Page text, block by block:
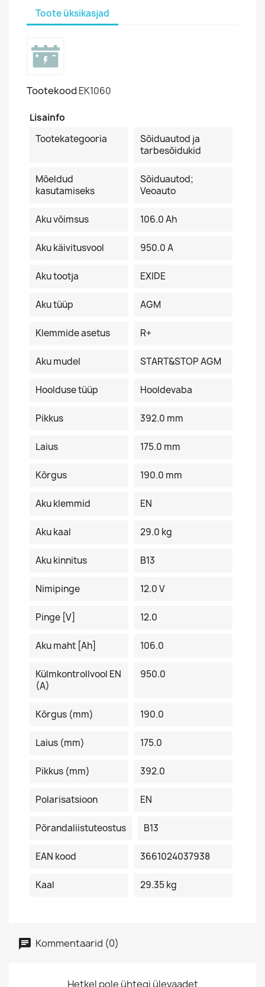
Toote üksikasjad
Tootekood EK1060
Lisainfo
Tootekategooria
Sõiduautod ja
tarbesõidukid
Mõeldud
kasutamiseks
Sõiduautod;
Veoauto
Aku võimsus 106.0 Ah
Aku käivitusvool 950.0 A
Aku tootja EXIDE
Aku tüüp AGM
Klemmide asetus R+
Aku mudel START&STOP AGM
Hoolduse tüüp Hooldevaba
Pikkus 392.0 mm
Laius 175.0 mm
Kõrgus 190.0 mm
Aku klemmid EN
Aku kaal 29.0 kg
Aku kinnitus B13
Nimipinge 12.0 V
Pinge [V] 12.0
Aku maht [Ah] 106.0
Külmkontrollvool EN
(A)
950.0
Kõrgus (mm) 190.0
Laius (mm) 175.0
Pikkus (mm) 392.0
Polarisatsioon EN
Põrandaliistuteostus B13
EAN kood 3661024037938
Kaal 29.35 kg
Kommentaarid (0)
Hetkel pole ühtegi ülevaadet